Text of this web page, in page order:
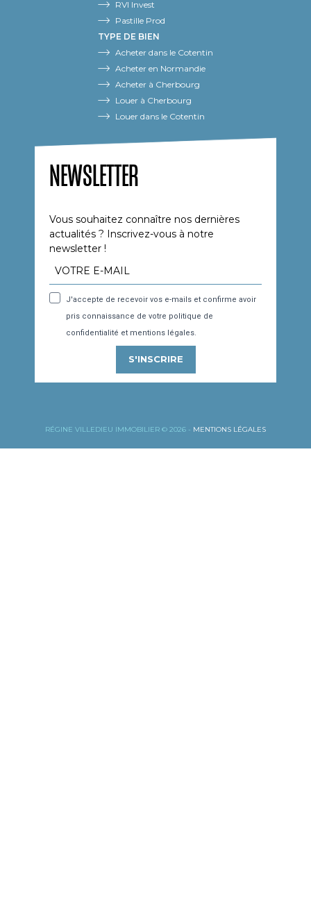
RVI Invest
Pastille Prod
TYPE DE BIEN
Acheter dans le Cotentin
Acheter en Normandie
Acheter à Cherbourg
Louer à Cherbourg
Louer dans le Cotentin
NEWSLETTER
Vous souhaitez connaître nos dernières
actualités ? Inscrivez-vous à notre
newsletter !
J'accepte de recevoir vos e-mails et confirme avoir
pris connaissance de votre politique de
confidentialité et mentions légales.
S'INSCRIRE
RÉGINE VILLEDIEU IMMOBILIER © 2026 - MENTIONS LÉGALES